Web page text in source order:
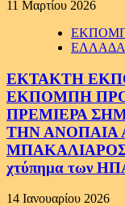
11 Μαρτίου 2026
ΕΛΛΑΔΑ
ΕΚΤΑΚΤΗ
ΕΚΠΟΜΠΗ
ΠΡΕΜΙΕΡΑ
ΤΗΝ ΑΝΟΠΑΙΑ
ΜΠΑΚΑΛΙΑΡΟΣ
χτύπημα των
14 Ιανουαρίου 2026